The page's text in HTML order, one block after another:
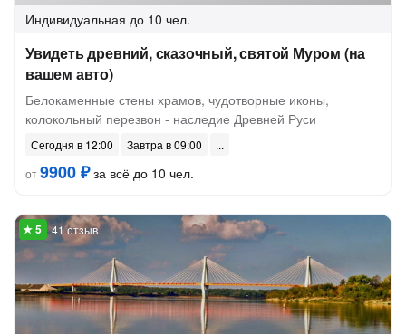
Индивидуальная до 10 чел.
Увидеть древний, сказочный, святой Муром (на
вашем авто)
Белокаменные стены храмов, чудотворные иконы,
колокольный перезвон - наследие Древней Руси
Сегодня в 12:00
Завтра в 09:00
от9900 ₽за всё до 10 чел.
41 отзыв